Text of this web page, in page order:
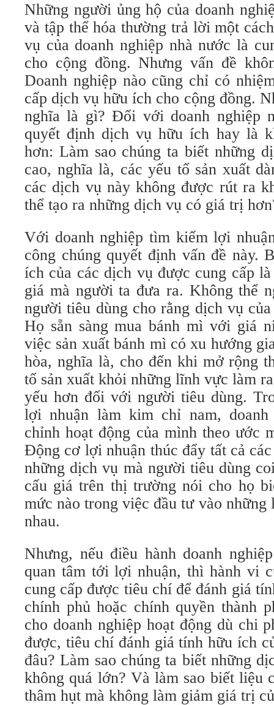
Những người ủng hộ của doanh
và tập thể hóa thường trả lời một
vụ của doanh nghiệp nhà nước là
cho cộng đồng. Nhưng vấn đề
Doanh nghiệp nào cũng chỉ có
cấp dịch vụ hữu ích cho cộng đồng.
nghĩa là gì? Đối với doanh nghiệp
quyết định dịch vụ hữu ích hay là
hơn: Làm sao chúng ta biết những
cao, nghĩa là, các yếu tố sản xuất
các dịch vụ này không được rút ra
thể tạo ra những dịch vụ có giá trị
Với doanh nghiệp tìm kiếm lợi
công chúng quyết định vấn đề này.
ích của các dịch vụ được cung cấp
giá mà người ta đưa ra. Không thể
người tiêu dùng cho rằng dịch vụ
Họ sẵn sàng mua bánh mì với giá
việc sản xuất bánh mì có xu hướng
hòa, nghĩa là, cho đến khi mở rộng
tố sản xuất khỏi những lĩnh vực làm
yếu hơn đối với người tiêu dùng.
lợi nhuận làm kim chỉ nam,
chỉnh hoạt động của mình theo ước
Động cơ lợi nhuận thúc đẩy tất cả
những dịch vụ mà người tiêu dùng
cấu giá trên thị trường nói cho họ
mức nào trong việc đầu tư vào những
nhau.
Nhưng, nếu điều hành doanh
quan tâm tới lợi nhuận, thì hành vi
cung cấp được tiêu chí để đánh giá
chính phủ hoặc chính quyền thành
cho doanh nghiệp hoạt động dù chi
được, tiêu chí đánh giá tính hữu ích
đâu? Làm sao chúng ta biết những
không quá lớn? Và làm sao biết liệu
thâm hụt mà không làm giảm giá trị